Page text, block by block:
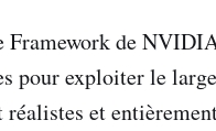
Framework de
pour exploiter le
réalistes et